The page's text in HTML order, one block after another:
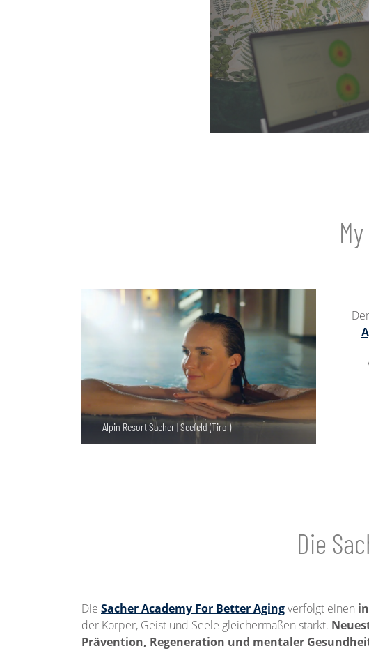
Alpin Resort Sacher | Seefeld (Tirol)
Die
Die Sacher Academy For Better Agingverfolgt einen
der Körper, Geist und Seele gleichermaßen stärkt.
Prävention, Regeneration und mentaler